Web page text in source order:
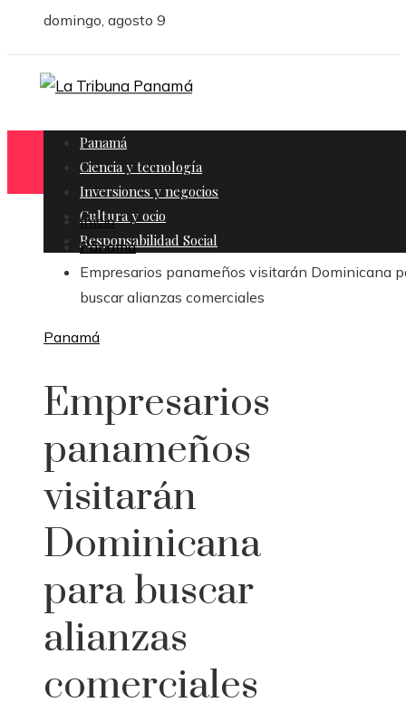
domingo, agosto 9
Panamá
Ciencia y tecnología
Inversiones y negocios
Cultura y ocio
Responsabilidad Social
Inicio
Panamá
Empresarios panameños visitarán Dominicana
buscar alianzas comerciales
Panamá
Empresarios
panameños
visitarán
Dominicana
para buscar
alianzas
comerciales